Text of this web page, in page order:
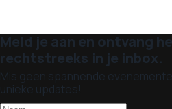
Meld je aan en ontvang
rechtstreeks in je inbox.
Mis geen spannende
unieke updates!